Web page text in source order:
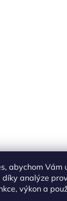
abychom Vám
analýze
výkon a